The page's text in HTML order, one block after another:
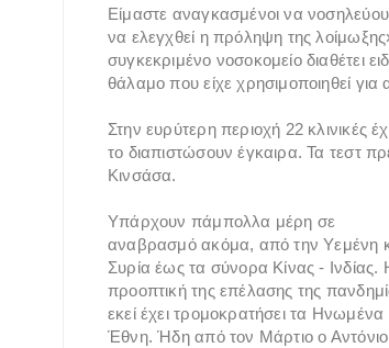
Είμαστε αναγκασμένοι να
να ελεγχθεί η πρόληψη της
συγκεκριμένο νοσοκομείο διαθέτει
θάλαμο που είχε χρησιμοποιηθεί
Στην ευρύτερη περιοχή 22
το διαπιστώσουν έγκαιρα. Τα τεστ
Κινσάσα.
Υπάρχουν πάμπολλα μέρη σε
αναβρασμό ακόμα, από την Υεμένη
Συρία έως τα σύνορα Κίνας - Ινδίας.
προοπτική της επέλασης της
εκεί έχει τρομοκρατήσει τα Ηνωμένα
Έθνη. Ήδη από τον Μάρτιο ο Αντόνιο